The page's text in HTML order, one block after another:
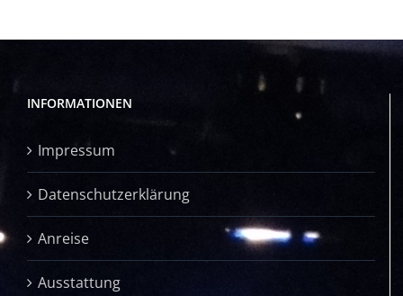
INFORMATIONEN
Impressum
Datenschutzerklärung
Anreise
Ausstattung